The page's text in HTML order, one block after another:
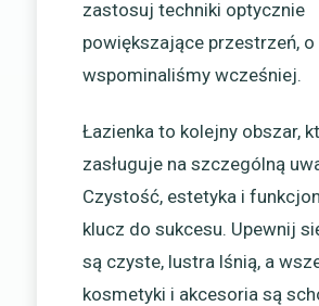
zastosuj techniki optycznie
powiększające przestrzeń,
wspominaliśmy wcześniej.
Łazienka to kolejny obszar,
zasługuje na szczególną
Czystość, estetyka i
klucz do sukcesu. Upewnij
są czyste, lustra lśnią, a
kosmetyki i akcesoria są